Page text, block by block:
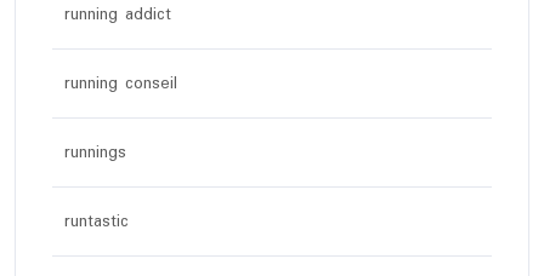
running addict
running conseil
runnings
runtastic